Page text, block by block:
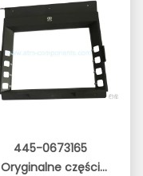
445-0673165
Oryginalne części